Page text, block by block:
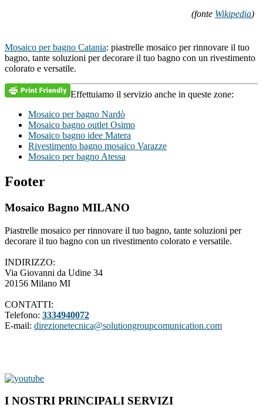
(fonte Wikipedia)
Mosaico per bagno Catania: piastrelle mosaico per rinnovare il tuo
bagno, tante soluzioni per decorare il tuo bagno con un rivestimento
colorato e versatile.
Effettuiamo il servizio anche in queste zone:
Mosaico per bagno Nardò
Mosaico bagno outlet Osimo
Mosaico bagno idee Matera
Rivestimento bagno mosaico Varazze
Mosaico per bagno Atessa
Footer
Mosaico Bagno MILANO
Piastrelle mosaico per rinnovare il tuo bagno, tante soluzioni per
decorare il tuo bagno con un rivestimento colorato e versatile.
INDIRIZZO:
Via Giovanni da Udine 34
20156 Milano MI
CONTATTI:
Telefono: 3334940072
E-mail: direzionetecnica@solutiongroupcomunication.com
I NOSTRI PRINCIPALI SERVIZI